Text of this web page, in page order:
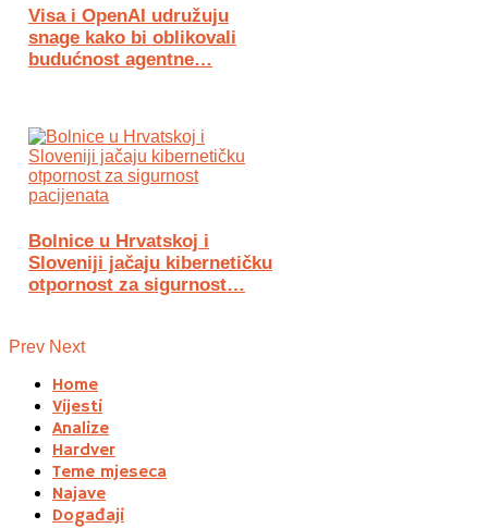
Visa i OpenAI udružuju
snage kako bi oblikovali
budućnost agentne…
Bolnice u Hrvatskoj i
Sloveniji jačaju kibernetičku
otpornost za sigurnost…
Prev Next
Home
Vijesti
Analize
Hardver
Teme mjeseca
Najave
Događaji